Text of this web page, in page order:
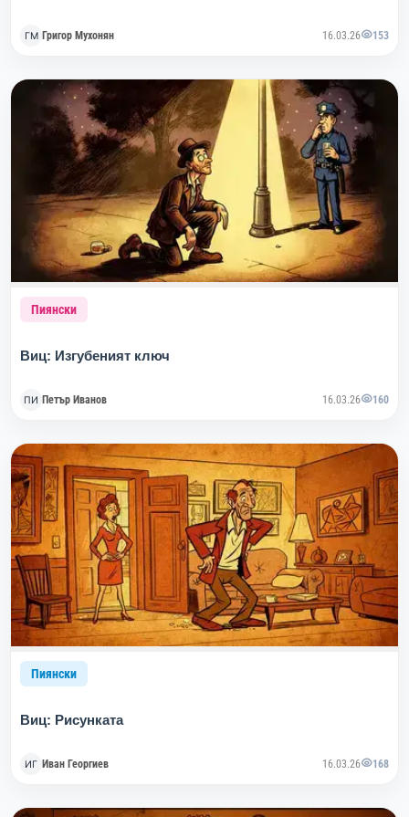
Григор Мухонян 16.03.26 153
Пиянски
Виц: Изгубеният ключ
Петър Иванов 16.03.26 160
Пиянски
Виц: Рисунката
Иван Георгиев 16.03.26 168